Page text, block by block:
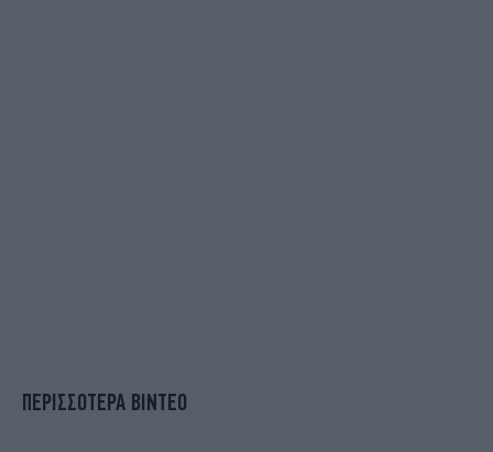
ΠΕΡΙΣΣΟΤΕΡΑ ΒΙΝΤΕΟ